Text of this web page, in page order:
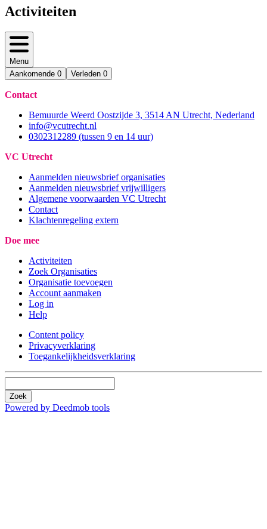
Activiteiten
Menu
Aankomende 0 Verleden 0
Contact
Bemuurde Weerd Oostzijde 3, 3514 AN Utrecht, Nederland
info@vcutrecht.nl
0302312289 (tussen 9 en 14 uur)
VC Utrecht
Aanmelden nieuwsbrief organisaties
Aanmelden nieuwsbrief vrijwilligers
Algemene voorwaarden VC Utrecht
Contact
Klachtenregeling extern
Doe mee
Activiteiten
Zoek Organisaties
Organisatie toevoegen
Account aanmaken
Log in
Help
Content policy
Privacyverklaring
Toegankelijkheidsverklaring
Zoek
Powered by Deedmob tools